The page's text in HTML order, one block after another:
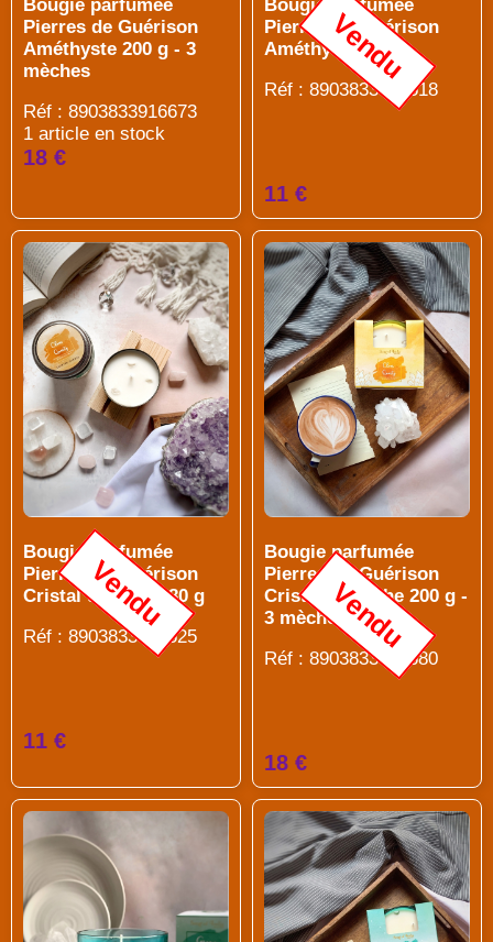
Bougie parfumée
Pierres de Guérison
Améthyste 200 g - 3
mèches
Réf : 8903833916673
1 article en stock
18 €
Bougie parfumée
Pierres de Guérison
Améthyste 80 g
Réf : 8903833914518
Vendu
11 €
Bougie parfumée
Pierres de Guérison
Cristal de roche 80 g
Réf : 8903833914525
Vendu
11 €
Bougie parfumée
Pierres de Guérison
Cristal de roche 200 g -
3 mèches
Réf : 8903833916680
Vendu
18 €